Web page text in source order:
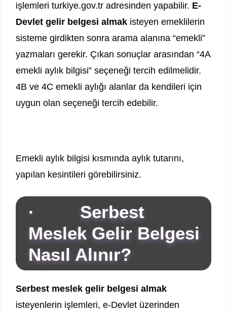
işlemleri turkiye.gov.tr adresinden yapabilir. E-
Devlet gelir belgesi almak isteyen emeklilerin
sisteme girdikten sonra arama alanına “emekli”
yazmaları gerekir. Çıkan sonuçlar arasından “4A
emekli aylık bilgisi” seçeneği tercih edilmelidir.
4B ve 4C emekli aylığı alanlar da kendileri için
uygun olan seçeneği tercih edebilir.
Emekli aylık bilgisi kısmında aylık tutarını,
yapılan kesintileri görebilirsiniz.
· Serbest
Meslek Gelir Belgesi
Nasıl Alınır?
Serbest meslek gelir belgesi almak
isteyenlerin işlemleri, e-Devlet üzerinden